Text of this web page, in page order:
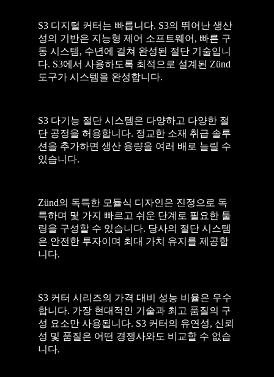
S3 디지털 커터는 빠릅니다. S3의 뛰어난 생산
성의 기반은 지능형 제어 소프트웨어, 빠른 구
동 시스템, 수년에 걸쳐 완성된 절단 기술입니
다. S3에서 사용하도록 최적으로 설계된 Zünd
도구가 시스템을 완성합니다.
S3 다기능 절단 시스템은 다양하고 다양한 절
단 공정을 허용합니다. 정교한 소재 취급 솔루
션을 추가하면 생산 용량을 여러 배로 늘릴 수
있습니다.
Zünd의 독특한 모듈식 디자인은 진정으로 독
특하며 몇 가지 빠르고 쉬운 단계로 필요한 툴
링을 구성할 수 있습니다. 당사의 절단 시스템
은 안전한 투자이며 최대 가치 유지를 제공합
니다.
S3 커터 시리즈의 가격 대비 성능 비율은 우수
합니다. 가장 현대적인 기술과 최고 품질의 구
성 요소만 사용됩니다. S3 커터의 유연성, 신뢰
성 및 품질은 어떤 경쟁사와도 비교할 수 없습
니다.